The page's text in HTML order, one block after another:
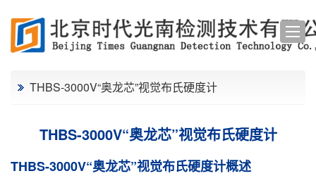
THBS-3000V“奥龙芯”视觉布氏硬度计
THBS-3000V“奥龙芯”视觉布氏硬度计
THBS-3000V“奥龙芯”视觉布氏硬度计概述